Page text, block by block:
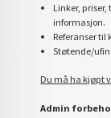
Linker,
informasjon.
Referanser til
Støtende/
Du må ha kjøpt
Admin